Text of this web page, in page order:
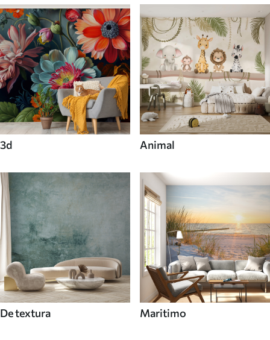
3d Animal
De textura Maritimo